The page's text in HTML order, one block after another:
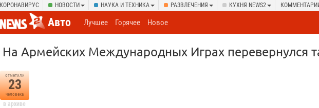
КОРОНАВИРУС НОВОСТИ НАУКА И ТЕХНИКА РАЗВЛЕЧЕНИЯ КУХНЯ NEWS2
Авто Лучшее Горячее Новое
На Армейских Международных Играх перевернулся
отметили
23
человека
в архиве